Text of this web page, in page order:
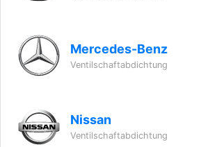
Mercedes-Benz
Ventilschaftabdichtung
Nissan
Ventilschaftabdichtung